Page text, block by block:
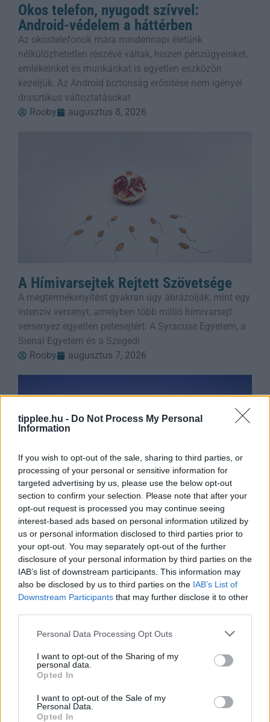
tipplee.hu - Do Not Process My Personal
Information
If you wish to opt-out of the sale, sharing to third parties, or
processing of your personal or sensitive information for
targeted advertising by us, please use the below opt-out
section to confirm your selection. Please note that after your
opt-out request is processed you may continue seeing
interest-based ads based on personal information utilized by
us or personal information disclosed to third parties prior to
your opt-out. You may separately opt-out of the further
disclosure of your personal information by third parties on the
IAB’s list of downstream participants. This information may
also be disclosed by us to third parties on the IAB’s List of
Downstream Participants that may further disclose it to other
Personal Data Processing Opt Outs
I want to opt-out of the Sharing of my
personal data.
Opted In
I want to opt-out of the Sale of my
Personal Data.
Opted In
Okos telefon, nyugodt szívvel:
Android-védelem a háttérben
Az okostelefonok mára mindennapi életünk
nélkülözhetetlen részévé váltak, hiszen pénzügyeinket,
emlékeinket és munkánkat is egyetlen eszközön
kezeljük. Az Android biztonság erősítése nem igényel
drasztikus változtatásokat
Rooby
augusztus 8, 2026
A Hímivarsejtek Rejtett Szövetsége
A megtermékenyítést gyakran úgy ábrázolják, mint egy
intenzív versenyt, amelyben több millió hímivarsejt
versenyez egyetlen petesejtért. A Syracuse Egyetem, a
Sienai Egyetem és a Szegedi
Rooby
augusztus 7, 2026
Véres Fesztivál: Három Halott Seattle
Szívében
SEATTLE (AP) – Egy gyanúsítottat letartóztattak, egy
másikat pedig keresnek, miután lövöldözés tört ki a
Space Needle alatti, zsúfolt ételfesztiválon, ahol három
ember meghalt és
Rooby
augusztus 7, 2026